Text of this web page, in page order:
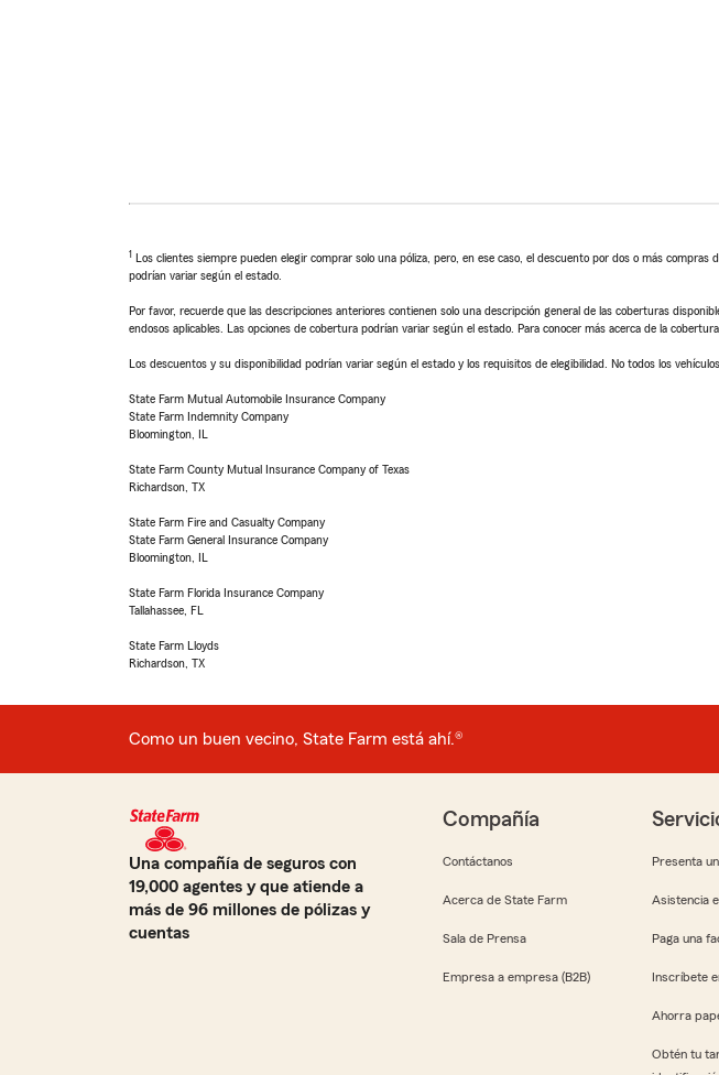
1 Los clientes siempre pueden elegir comprar solo una póliza, pero, en ese caso, el descuento por dos o más
podrían variar según el estado.
Por favor, recuerde que las descripciones anteriores contienen solo una descripción general de las coberturas
endosos aplicables. Las opciones de cobertura podrían variar según el estado. Para conocer más acerca de la
Los descuentos y su disponibilidad podrían variar según el estado y los requisitos de elegibilidad. No todos los
State Farm Mutual Automobile Insurance Company
State Farm Indemnity Company
Bloomington, IL
State Farm County Mutual Insurance Company of Texas
Richardson, TX
State Farm Fire and Casualty Company
State Farm General Insurance Company
Bloomington, IL
State Farm Florida Insurance Company
Tallahassee, FL
State Farm Lloyds
Richardson, TX
Como un buen vecino, State Farm está ahí.®
Una compañía de seguros con
19,000 agentes y que atiende a
más de 96 millones de pólizas y
cuentas
Compañía
Contáctanos
Acerca de State Farm
Sala de Prensa
Empresa a empresa (B2B)
Presenta
Asistencia
Paga una
Inscríbete
Ahorra
Obtén tu